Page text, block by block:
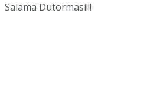
Salama Dutormasi!!!